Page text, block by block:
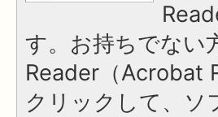
す。お持ちでない
Reader（Acrobat
クリックして、ソ